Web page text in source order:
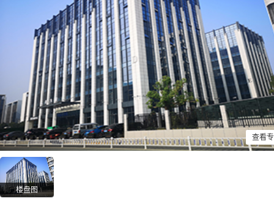
查看
楼盘图